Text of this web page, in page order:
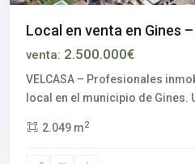
Local en venta en Gines
venta: 2.500.000€
VELCASA – Profesionales
local en el municipio de Gines.
2.049 m2
Aljarafe,